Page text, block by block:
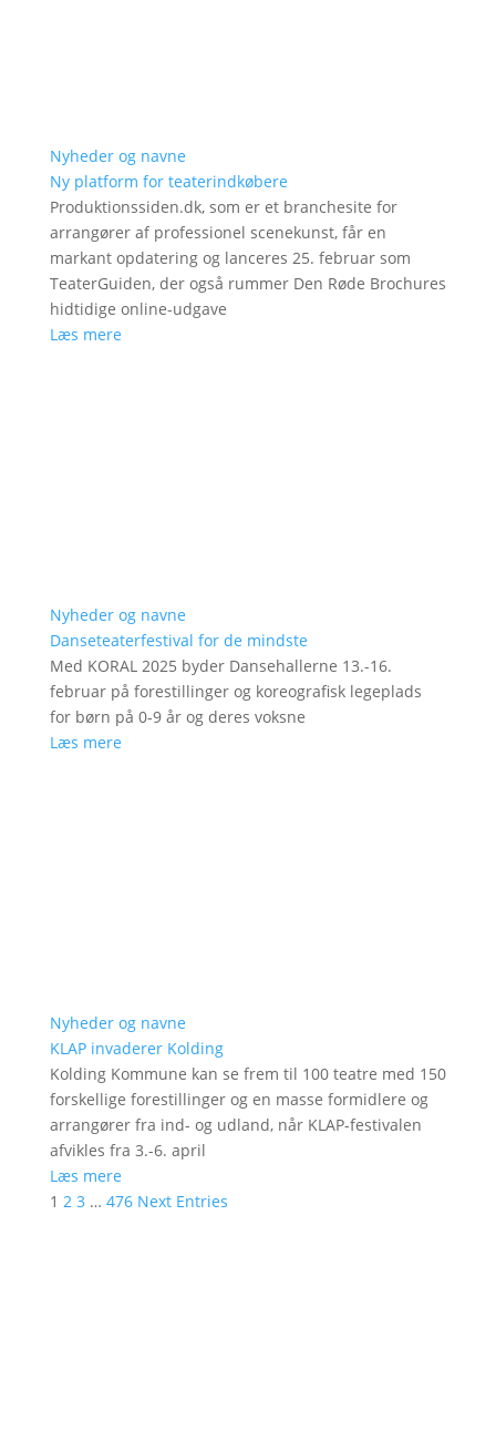
Nyheder og navne
Ny platform for teaterindkøbere
Produktionssiden.dk, som er et branchesite for
arrangører af professionel scenekunst, får en
markant opdatering og lanceres 25. februar som
TeaterGuiden, der også rummer Den Røde Brochures
hidtidige online-udgave
Læs mere
Nyheder og navne
Danseteaterfestival for de mindste
Med KORAL 2025 byder Dansehallerne 13.-16.
februar på forestillinger og koreografisk legeplads
for børn på 0-9 år og deres voksne
Læs mere
Nyheder og navne
KLAP invaderer Kolding
Kolding Kommune kan se frem til 100 teatre med 150
forskellige forestillinger og en masse formidlere og
arrangører fra ind- og udland, når KLAP-festivalen
afvikles fra 3.-6. april
Læs mere
1 2 3 … 476 Next Entries